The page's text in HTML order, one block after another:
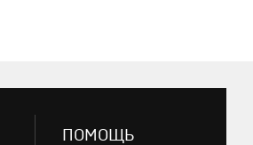
ПОМОЩЬ